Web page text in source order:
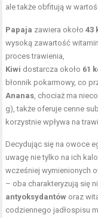
ale także obfitują w
Papaja zawiera około43
wysoką zawartość
proces trawienia,
Kiwi dostarcza około 61
błonnik pokarmowy, co
Ananas, chociaż ma
g), także oferuje cenne
korzystnie wpływa na
Decydując się na owoce
uwagę nie tylko na ich
wcześniej wymienionych
– oba charakteryzują się
antyoksydantów oraz
codziennego jadłospisu